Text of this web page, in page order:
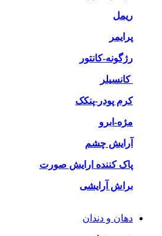
ریمل
پرایمر
رژگونه-کانتور
کانسیلر
کرم پودر-پنکک
مژه-ابرو
آرایش چشم
پاک کننده ارایش صورت
براش آرایشی
دهان و دندان